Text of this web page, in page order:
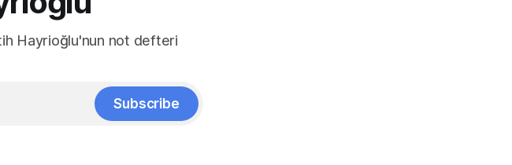
Hayrioğlu'nun not defteri
Subscribe